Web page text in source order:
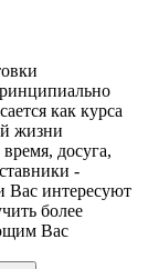
как курса
жизни
досуга,
-
Вас интересуют
более
Вас